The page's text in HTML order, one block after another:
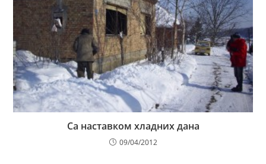
Са наставком хладних дана
09/04/2012